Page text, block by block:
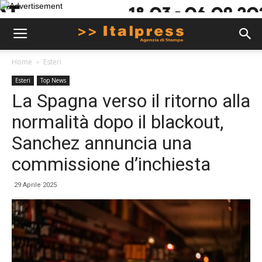
Home Esteri
Esteri Top News
La Spagna verso il ritorno alla
normalità dopo il blackout,
Sanchez annuncia una
commissione d’inchiesta
29 Aprile 2025